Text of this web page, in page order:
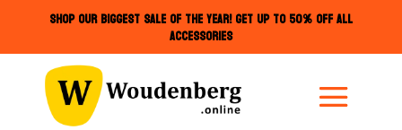
SHOP OUR BIGGEST SALE OF THE YEAR! GET UP TO 50% OFF ALL
ACCESSORIES